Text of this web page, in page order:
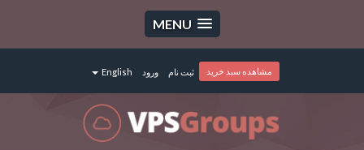
MENU
English ورود ثبت نام مشاهده سبد خرید